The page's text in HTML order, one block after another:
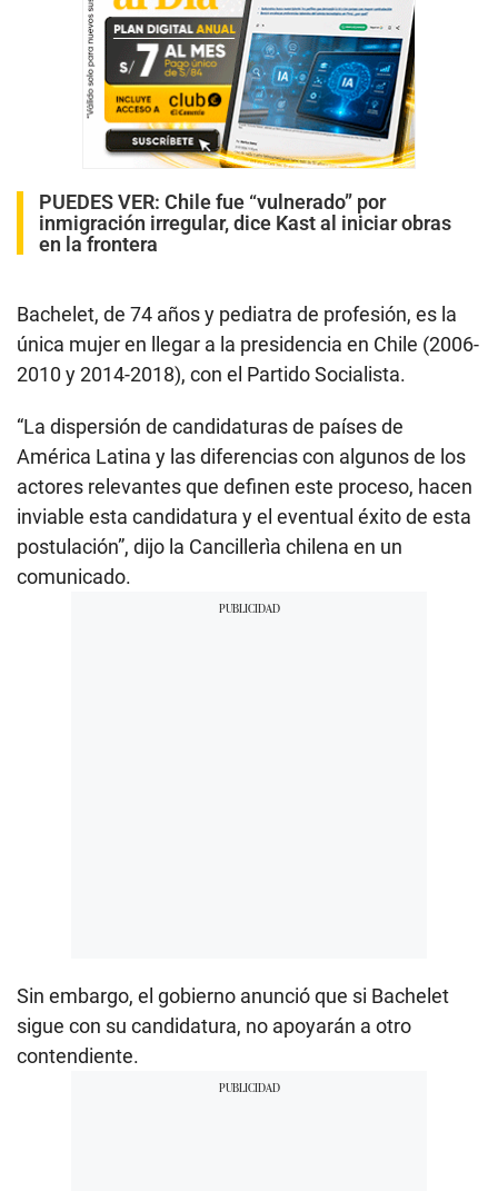
PUEDES VER: Chile fue “vulnerado” por
inmigración irregular, dice Kast al iniciar obras
en la frontera
Bachelet, de 74 años y pediatra de profesión, es la
única mujer en llegar a la presidencia en Chile (2006-
2010 y 2014-2018), con el Partido Socialista.
“La dispersión de candidaturas de países de
América Latina y las diferencias con algunos de los
actores relevantes que definen este proceso, hacen
inviable esta candidatura y el eventual éxito de esta
postulación”, dijo la Cancillerìa chilena en un
comunicado.
Sin embargo, el gobierno anunció que si Bachelet
sigue con su candidatura, no apoyarán a otro
contendiente.